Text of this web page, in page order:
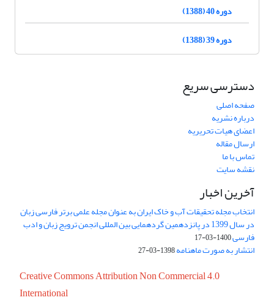
دوره 40 (1388)
دوره 39 (1388)
دسترسی سریع
صفحه اصلی
درباره نشریه
اعضای هیات تحریریه
ارسال مقاله
تماس با ما
نقشه سایت
آخرین اخبار
انتخاب مجله تحقیقات آب و خاک ایران به عنوان مجله علمی برتر فارسی زبان
در سال 1399 در پانزدهمین گردهمایی بین المللی انجمن ترویج زبان و ادب
فارسی1400-03-17
انتشار به صورت ماهنامه1398-03-27
Creative Commons Attribution Non Commercial 4.0
International